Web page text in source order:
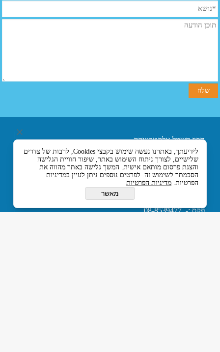
תפוז חשמל אלקטרוניקה
ובקרה בע"מ
רחוב אליעזר בן הורקנוס 5
אזור התעשייה הצפוני,
כניסה מרחוב המסגר, לוד
7129330 ישראל
פקס :- 08-8539477
לידיעתך, באתרנו נעשה שימוש בקבצי Cookies, לרבות של צדדים
שלישיים, לצורך ניתוח השימוש באתר, שיפור חוויית הגלישה
והצגת פרסום מותאם אישית. המשך גלישה באתר מהווה את
הסכמתך לשימוש זה. לפרטים נוספים ניתן לעיין במדיניות
הפרטיות. מדיניות הפרטיות
מאשר